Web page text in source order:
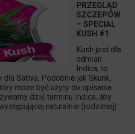
PRZEGLĄD
SZCZEPÓW
– SPECIAL
KUSH #1
Kush jest dla
odmian
Indica, to
Sativa. Podobnie jak Skunk,
może być użyty do opisania
dziś terminu Indica, aby
naturalnie (rodzimej)